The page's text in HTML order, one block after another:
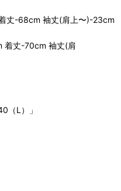
丈-68cm 袖丈(肩上〜)-23cm
着丈-70cm 袖丈(肩
（L）」